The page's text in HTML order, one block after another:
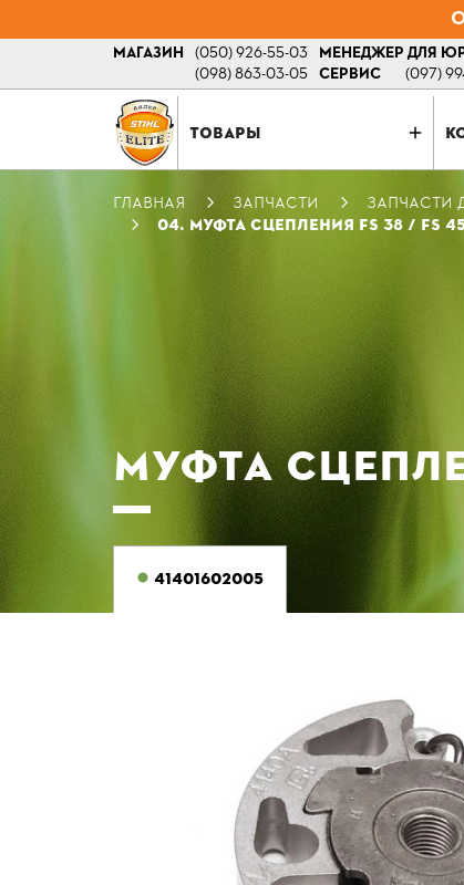
МАГАЗИН (050) 926-55-03
(098) 863-03-05
МЕНЕДЖЕР ДЛЯ
СЕРВИС
(097)
ТОВАРЫ
ГЛАВНАЯ ЗАПЧАСТИ ЗАПЧАСТИ
04. МУФТА СЦЕПЛЕНИЯ FS 38 / FS
МУФТА
41401602005